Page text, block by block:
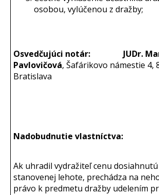
osobou, vylúčenou z dražby;
Osvedčujúci notár:
JUDr.
Pavlovičová, Šafárikovo námestie 4,
Bratislava
Nadobudnutie vlastníctva:
Ak uhradil vydražiteľ cenu
stanovenej lehote, prechádza na
právo k predmetu dražby udelením